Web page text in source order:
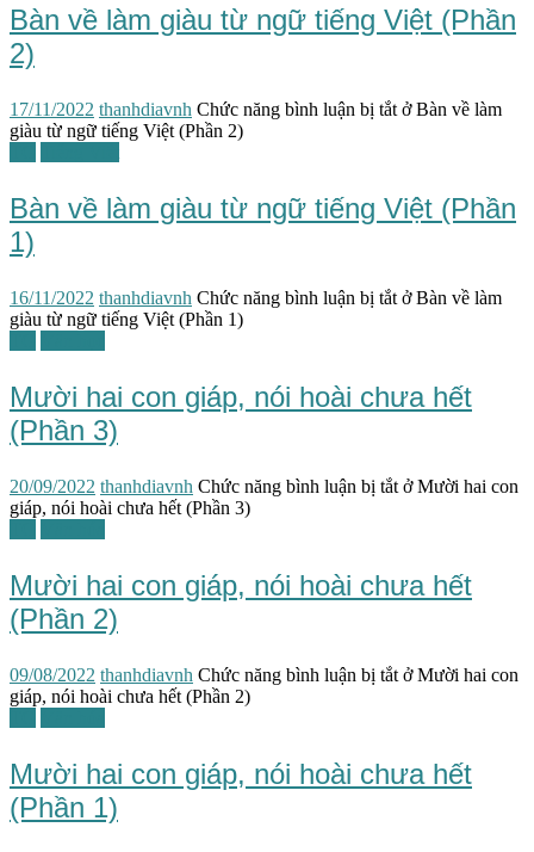
Bàn về làm giàu từ ngữ tiếng Việt (Phần
2)
17/11/2022 thanhdiavnh Chức năng bình luận bị tắt ở Bàn về làm
giàu từ ngữ tiếng Việt (Phần 2)
Bàn về làm giàu từ ngữ tiếng Việt (Phần
1)
16/11/2022 thanhdiavnh Chức năng bình luận bị tắt ở Bàn về làm
giàu từ ngữ tiếng Việt (Phần 1)
Mười hai con giáp, nói hoài chưa hết
(Phần 3)
20/09/2022 thanhdiavnh Chức năng bình luận bị tắt ở Mười hai con
giáp, nói hoài chưa hết (Phần 3)
Mười hai con giáp, nói hoài chưa hết
(Phần 2)
09/08/2022 thanhdiavnh Chức năng bình luận bị tắt ở Mười hai con
giáp, nói hoài chưa hết (Phần 2)
Mười hai con giáp, nói hoài chưa hết
(Phần 1)